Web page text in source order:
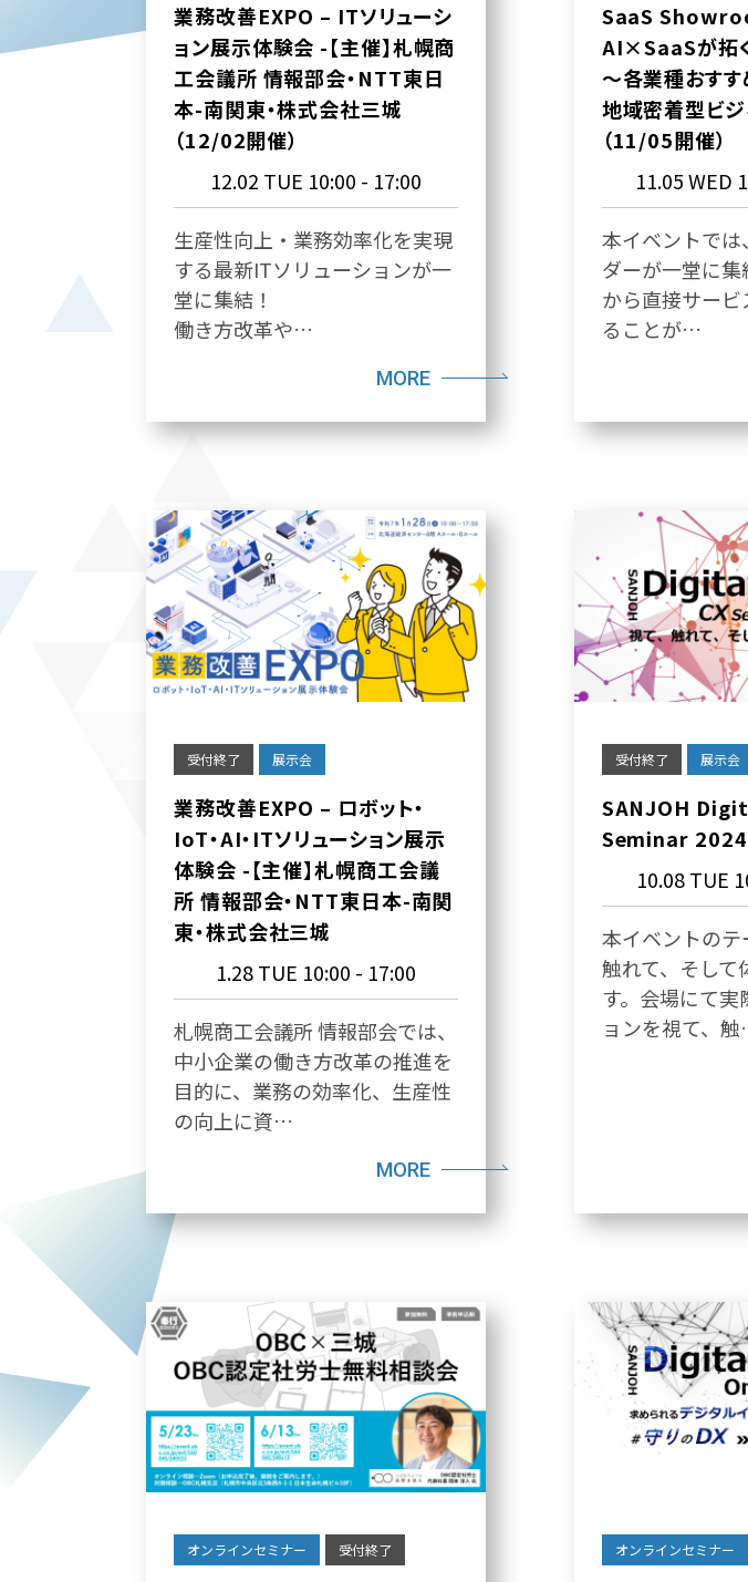
業務改善EXPO – ITソリューシ
ョン展示体験会 -【主催】札幌商
工会議所 情報部会・NTT東日
本-南関東・株式会社三城
（12/02開催）
12.02 TUE 10:00 - 17:00
生産性向上・業務効率化を実現
する最新ITソリューションが一
堂に集結！
働き方改革や…
MORE
SaaS
AI×SaaSが拓
～各業種おす
地域密着型ビ
（11/05開催）
11.05 WED
本イベントでは
ダーが一堂に
から直接サー
ることが…
受付終了 展示会
業務改善EXPO – ロボット・
IoT・AI・ITソリューション展示
体験会 -【主催】札幌商工会議
所 情報部会・NTT東日本-南関
東・株式会社三城
1.28 TUE 10:00 - 17:00
札幌商工会議所 情報部会では、
中小企業の働き方改革の推進を
目的に、業務の効率化、生産性
の向上に資…
MORE
受付終了 展示会
SANJOH
Seminar 2024
10.08 TUE
本イベントのテ
触れて、そして
す。会場にて
ョンを視て、
オンラインセミナー 受付終了 オンラインセミナー